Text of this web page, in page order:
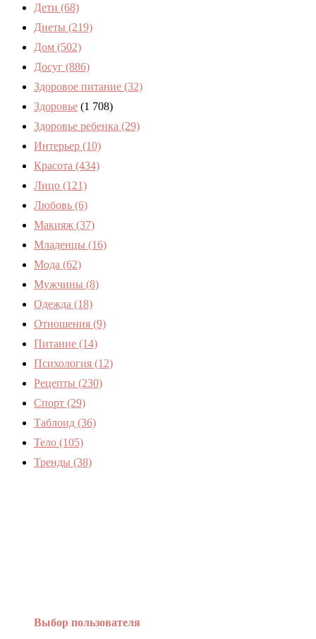
Дети (68)
Диеты (219)
Дом (502)
Досуг (886)
Здоровое питание (32)
Здоровье (1 708)
Здоровье ребенка (29)
Интерьер (10)
Красота (434)
Лицо (121)
Любовь (6)
Макияж (37)
Младенцы (16)
Мода (62)
Мужчины (8)
Одежда (18)
Отношения (9)
Питание (14)
Психология (12)
Рецепты (230)
Спорт (29)
Таблоид (36)
Тело (105)
Тренды (38)
Выбор пользователя